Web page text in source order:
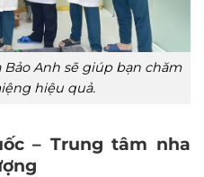
Anh sẽ giúp bạn chăm
hiệu quả.
– Trung tâm nha